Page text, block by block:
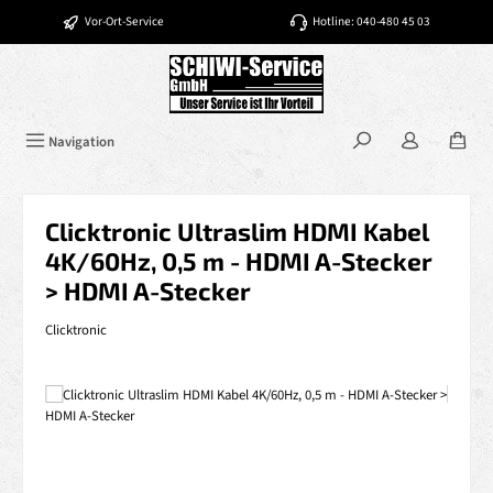
Zum Hauptinhalt springen
Vor-Ort-Service Hotline: 040-480 45 03
Navigation
Clicktronic Ultraslim HDMI Kabel
4K/60Hz, 0,5 m - HDMI A-Stecker
> HDMI A-Stecker
Clicktronic
Bildergalerie überspringen